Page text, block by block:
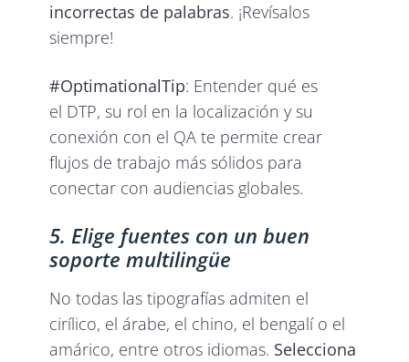
incorrectas de palabras. ¡Revísalos
siempre!
#OptimationalTip: Entender qué es
el DTP, su rol en la localización y su
conexión con el QA te permite crear
flujos de trabajo más sólidos para
conectar con audiencias globales.
5. Elige fuentes con un buen
soporte multilingüe
No todas las tipografías admiten el
cirílico, el árabe, el chino, el bengalí o el
amárico, entre otros idiomas. Selecciona